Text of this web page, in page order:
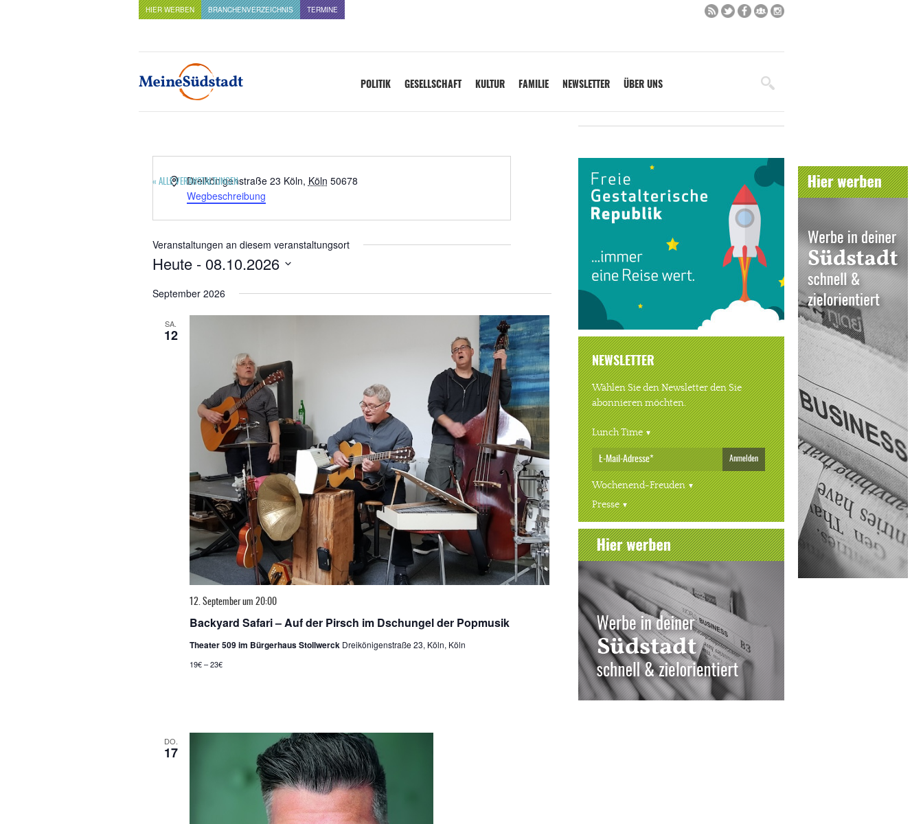
HIER WERBEN BRANCHENVERZEICHNIS TERMINE
POLITIK GESELLSCHAFT KULTUR FAMILIE NEWSLETTER ÜBER UNS
« ALLE VERANSTALTUNGEN
AdresseDreikönigenstraße 23 Köln, Köln 50678
Wegbeschreibung
Veranstaltungen an diesem veranstaltungsort
Heute - 08.10.2026
wählen.
September 2026
SA.
12
Backyard Safari – Auf der Pirsch im Dschungel der Popmusik
12. September um 20:00
Theater 509 im Bürgerhaus Stollwerck Dreikönigenstraße 23, Köln, Köln
19€ – 23€
DO.
17
NEWSLETTER
Wählen Sie den Newsletter den Sie
abonnieren möchten.
Lunch Time
Anmelden
Wochenend-Freuden
Presse